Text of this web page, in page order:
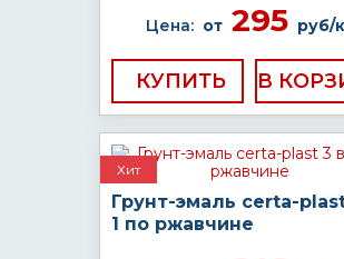
Цена: от295 руб/
КУПИТЬ
Хит
Грунт-эмаль certa-
1 по ржавчине